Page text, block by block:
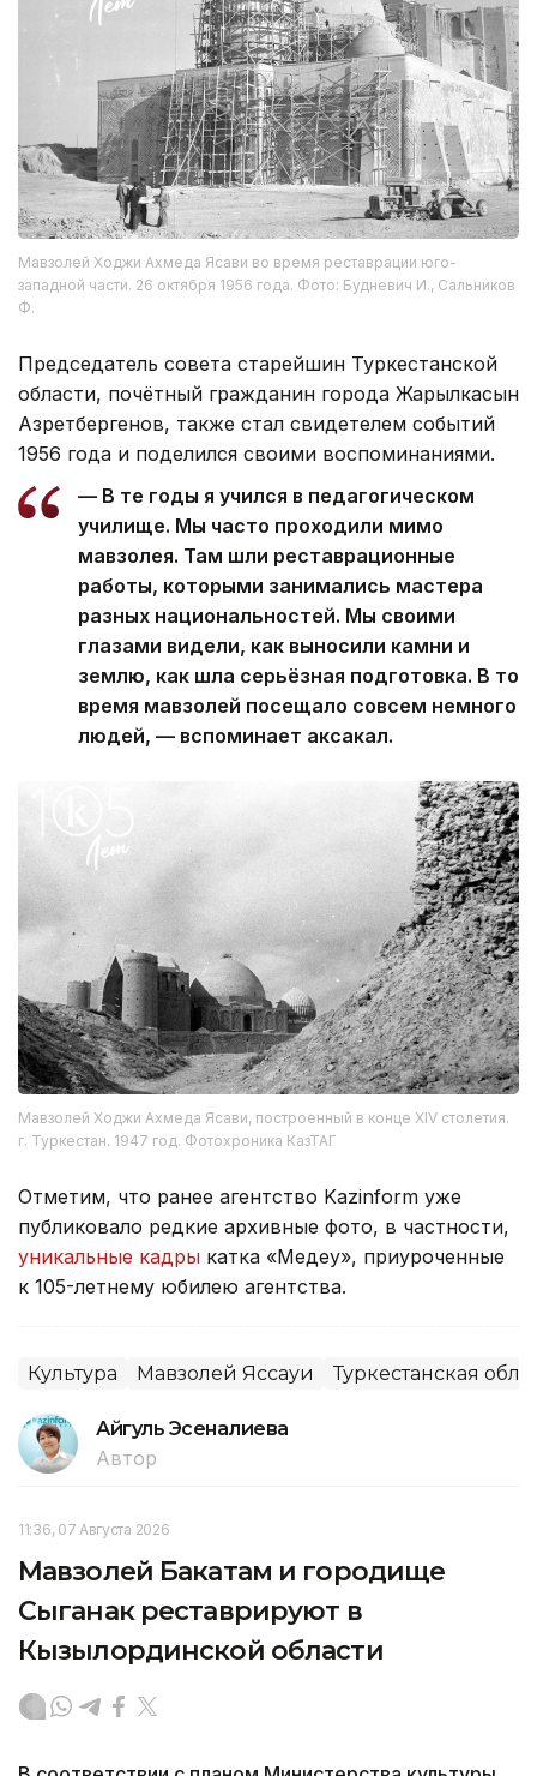
Мавзолей Ходжи Ахмеда Ясави во время реставрации юго-
западной части. 26 октября 1956 года. Фото: Будневич И., Сальников
Ф.
Председатель совета старейшин Туркестанской
области, почётный гражданин города Жарылкасын
Азретбергенов, также стал свидетелем событий
1956 года и поделился своими воспоминаниями.
— В те годы я учился в педагогическом
училище. Мы часто проходили мимо
мавзолея. Там шли реставрационные
работы, которыми занимались мастера
разных национальностей. Мы своими
глазами видели, как выносили камни и
землю, как шла серьёзная подготовка. В то
время мавзолей посещало совсем немного
людей, — вспоминает аксакал.
Мавзолей Ходжи Ахмеда Ясави, построенный в конце XIV столетия.
г. Туркестан. 1947 год. Фотохроника КазТАГ
Отметим, что ранее агентство Kazinform уже
публиковало редкие архивные фото, в частности,
уникальные кадры катка «Медеу», приуроченные
к 105-летнему юбилею агентства.
Культура Мавзолей Яссауи Туркестанская
Айгуль Эсеналиева
Автор
11:36, 07 Августа 2026
Мавзолей Бакатам и городище
Сыганак реставрируют в
Кызылординской области